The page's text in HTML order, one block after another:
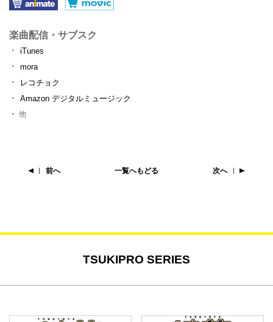
楽曲配信・サブスク
iTunes
mora
レコチョク
Amazon デジタルミュージック
他
前へ 一覧へもどる 次へ
TSUKIPRO SERIES